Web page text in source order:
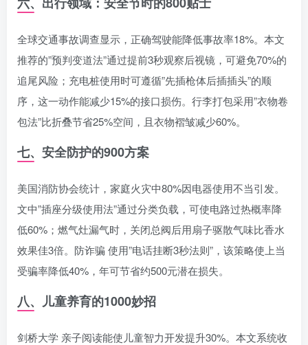
全球交通事故调查显示，正确驾驶能降低事故率18%。本文
推荐的”预判变道法”通过提前3秒观察后视镜，可避免70%的
追尾风险；充电桩使用时可遵循”先插枪体后插插头”的顺
序，这一动作能减少15%的接口损伤。行李打包采用”衣物卷
包法”比折叠节省25%空间，且衣物褶皱减少60%。
七、安全防护的900方案
美国消防协会统计，家庭火灾中80%因电器使用不当引发。
文中”插座分级使用法”通过分类负载，可使电路过热概率降
低60%；燃气灶漏气时，关闭总阀后用扇子驱散气味比香水
效果佳3倍。防诈骗 使用”电话挂断3秒法则”，该策略使上当
受骗率降低40%，年可节省约500元潜在损失。
八、儿童养育的1000妙招
剑桥大学 亲子阅读能使儿童智力开发提升30%。本文系统收